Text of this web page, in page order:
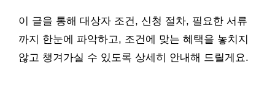
이 글을 통해 대상자 조건, 신청 절차, 필요한 서류
까지 한눈에 파악하고, 조건에 맞는 혜택을 놓치지
않고 챙겨가실 수 있도록 상세히 안내해 드릴게요.